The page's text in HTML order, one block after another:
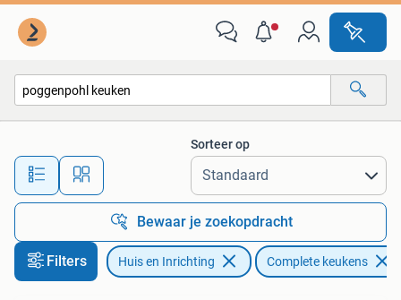
Alle afstanden…
Sorteer op
Bewaar je zoekopdracht
Filters Huis en Inrichting Complete keukens